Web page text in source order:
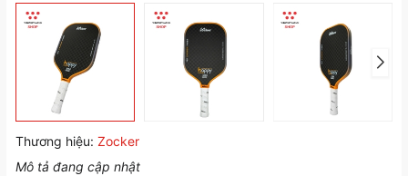
Thương hiệu: Zocker
Mô tả đang cập nhật